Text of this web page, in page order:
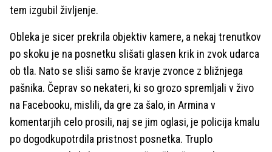
tem izgubil življenje.
Obleka je sicer prekrila objektiv kamere, a nekaj trenutkov
po skoku je na posnetku slišati glasen krik in zvok udarca
ob tla. Nato se sliši samo še kravje zvonce z bližnjega
pašnika. Čeprav so nekateri, ki so grozo spremljali v živo
na Facebooku, mislili, da gre za šalo, in Armina v
komentarjih celo prosili, naj se jim oglasi, je policija kmalu
po dogodkupotrdila pristnost posnetka. Truplo